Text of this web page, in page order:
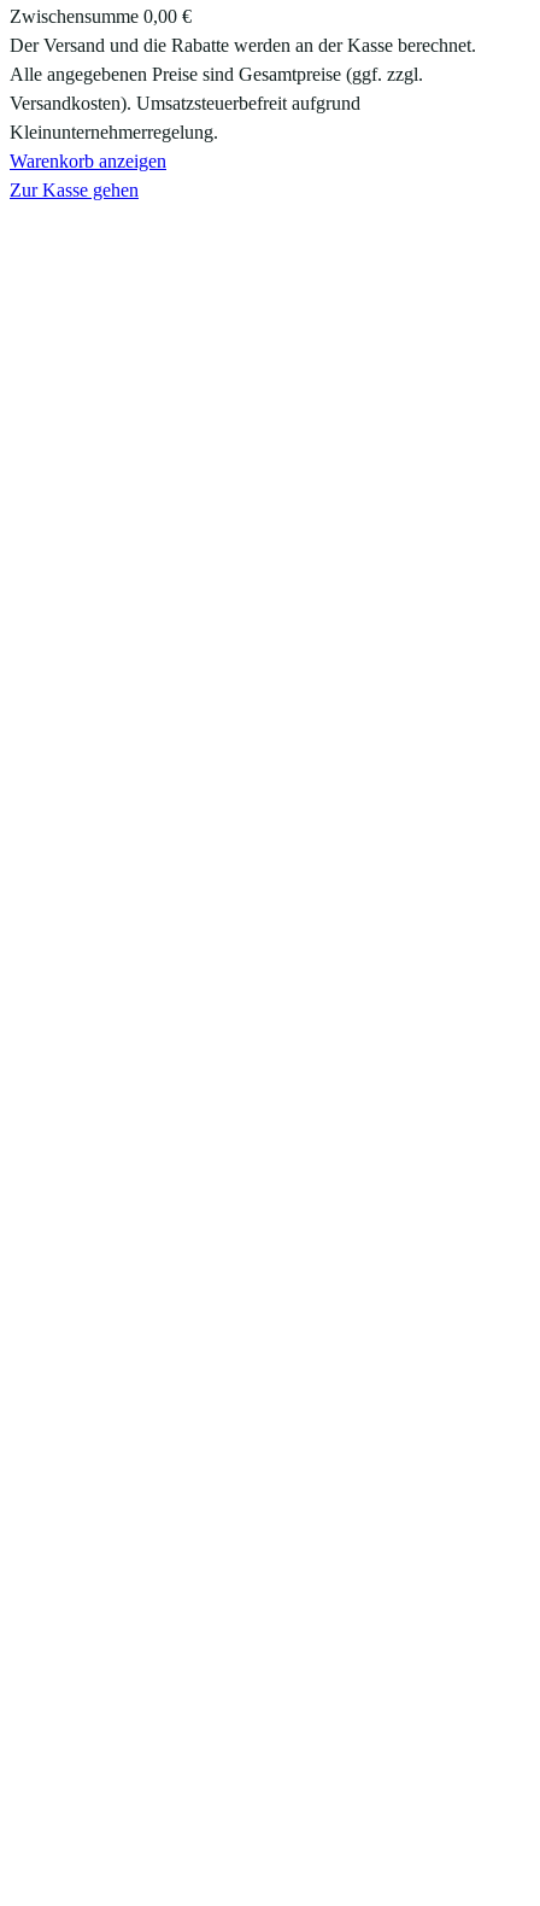
Produkte
im
Warenkorb
Zwischensumme 0,00 €
Der Versand und die Rabatte werden an der Kasse berechnet.
Alle angegebenen Preise sind Gesamtpreise (ggf. zzgl.
Versandkosten). Umsatzsteuerbefreit aufgrund
Kleinunternehmerregelung.
Warenkorb anzeigen
Zur Kasse gehen